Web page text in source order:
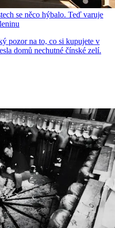
se něco hýbalo. Teď varuje
pozor na to, co si kupujete v
domů nechutné čínské zelí.